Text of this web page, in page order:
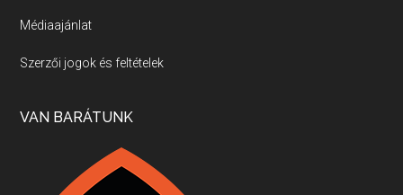
Villány, kékfrankos, Jackfall
Apr 17, 2026 • 00:35:38
Boston, teadélután, bab és homár
Médiaajánlat
Szerzői jogok és feltételek
VAN BARÁTUNK